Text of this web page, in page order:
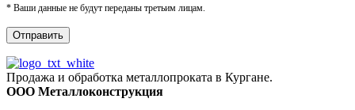
* Ваши данные не будут переданы третьим лицам.
Продажа и обработка металлопроката в Кургане.
ООО Металлоконструкция